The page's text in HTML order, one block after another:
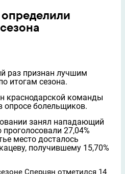
раз признан лучшим
итогам сезона.
краснодарской команды
опросе болельщиков.
занял нападающий
проголосовали 27,04%
место досталось
получившему 15,70%
Сперцян отметился 14